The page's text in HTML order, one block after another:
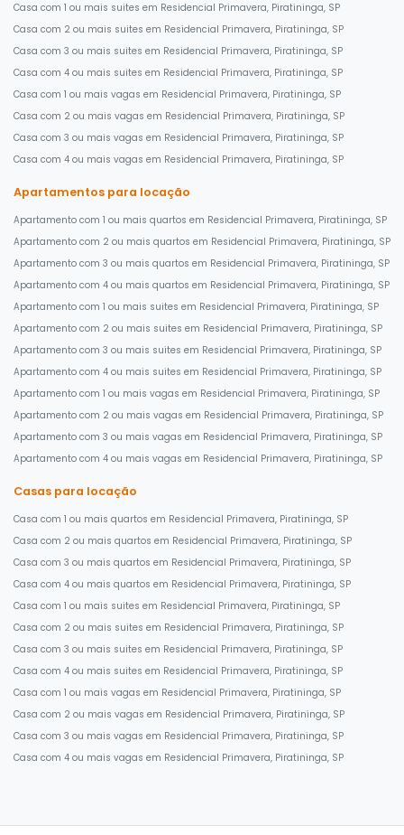
Casa com 1 ou mais suites em Residencial Primavera, Piratininga, SP
Casa com 2 ou mais suites em Residencial Primavera, Piratininga, SP
Casa com 3 ou mais suites em Residencial Primavera, Piratininga, SP
Casa com 4 ou mais suites em Residencial Primavera, Piratininga, SP
Casa com 1 ou mais vagas em Residencial Primavera, Piratininga, SP
Casa com 2 ou mais vagas em Residencial Primavera, Piratininga, SP
Casa com 3 ou mais vagas em Residencial Primavera, Piratininga, SP
Casa com 4 ou mais vagas em Residencial Primavera, Piratininga, SP
Apartamentos para locação
Apartamento com 1 ou mais quartos em Residencial Primavera, Piratininga, SP
Apartamento com 2 ou mais quartos em Residencial Primavera, Piratininga, SP
Apartamento com 3 ou mais quartos em Residencial Primavera, Piratininga, SP
Apartamento com 4 ou mais quartos em Residencial Primavera, Piratininga, SP
Apartamento com 1 ou mais suites em Residencial Primavera, Piratininga, SP
Apartamento com 2 ou mais suites em Residencial Primavera, Piratininga, SP
Apartamento com 3 ou mais suites em Residencial Primavera, Piratininga, SP
Apartamento com 4 ou mais suites em Residencial Primavera, Piratininga, SP
Apartamento com 1 ou mais vagas em Residencial Primavera, Piratininga, SP
Apartamento com 2 ou mais vagas em Residencial Primavera, Piratininga, SP
Apartamento com 3 ou mais vagas em Residencial Primavera, Piratininga, SP
Apartamento com 4 ou mais vagas em Residencial Primavera, Piratininga, SP
Casas para locação
Casa com 1 ou mais quartos em Residencial Primavera, Piratininga, SP
Casa com 2 ou mais quartos em Residencial Primavera, Piratininga, SP
Casa com 3 ou mais quartos em Residencial Primavera, Piratininga, SP
Casa com 4 ou mais quartos em Residencial Primavera, Piratininga, SP
Casa com 1 ou mais suites em Residencial Primavera, Piratininga, SP
Casa com 2 ou mais suites em Residencial Primavera, Piratininga, SP
Casa com 3 ou mais suites em Residencial Primavera, Piratininga, SP
Casa com 4 ou mais suites em Residencial Primavera, Piratininga, SP
Casa com 1 ou mais vagas em Residencial Primavera, Piratininga, SP
Casa com 2 ou mais vagas em Residencial Primavera, Piratininga, SP
Casa com 3 ou mais vagas em Residencial Primavera, Piratininga, SP
Casa com 4 ou mais vagas em Residencial Primavera, Piratininga, SP